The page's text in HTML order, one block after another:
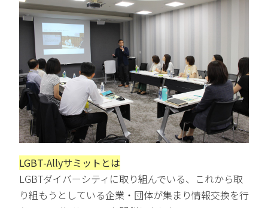
LGBT-Allyサミットとは
LGBTダイバーシティに取り組んでいる、これから取
り組もうとしている企業・団体が集まり情報交換を行